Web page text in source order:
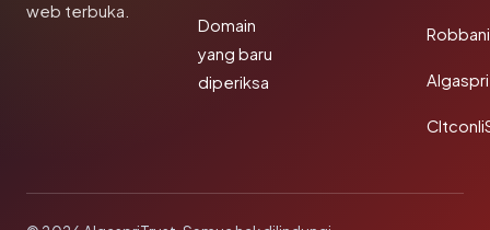
web terbuka.
Domain
yang baru
diperiksa